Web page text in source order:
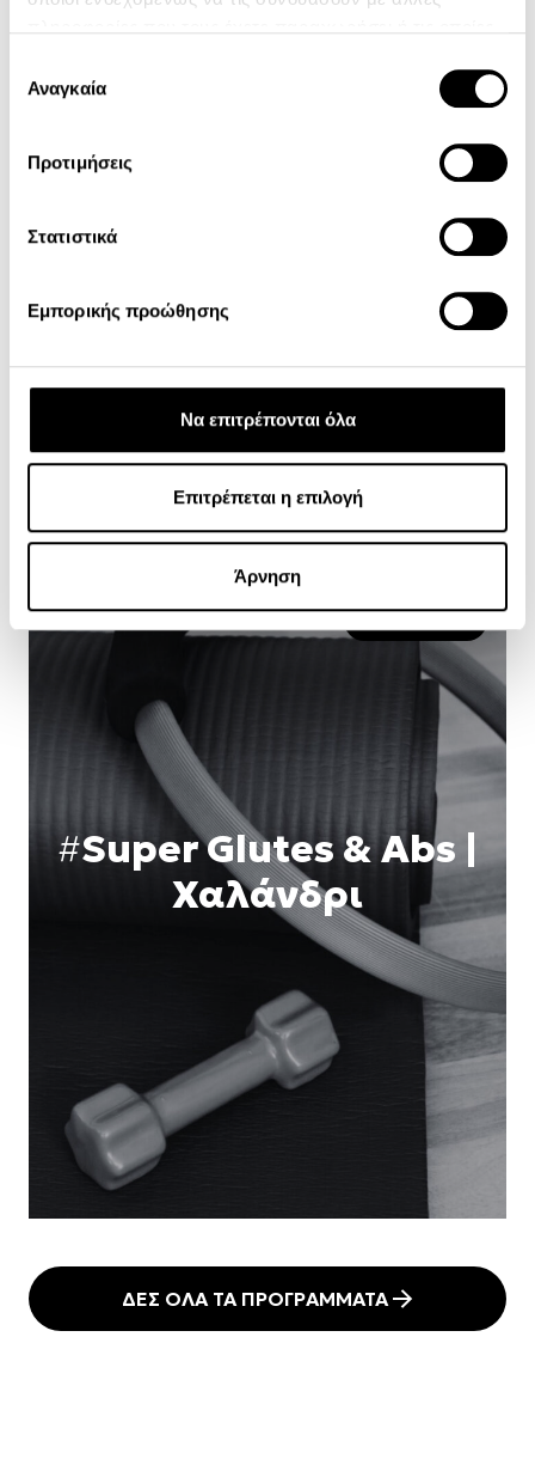
Να επιτρέπονται όλα
Επιτρέπεται η επιλογή
Άρνηση
#BodyPump | Χαλάνδρι
#Super Glutes & Abs |
Χαλάνδρι
ΔΕΣ ΟΛΑ ΤΑ ΠΡΟΓΡΑΜΜΑΤΑ